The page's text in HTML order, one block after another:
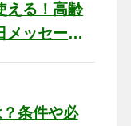
える！高齢
メッセージ
条件や必